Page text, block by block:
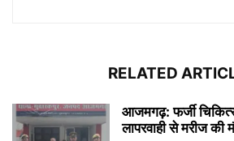
RELATED
आजमगढ़: फर्जी
लापरवाही से मरीज की